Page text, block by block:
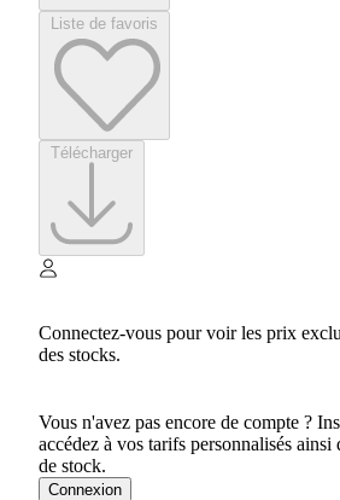
Connectez-vous pour voir les prix
des stocks.
Vous n'avez pas encore de compte ?
accédez à vos tarifs personnalisés
de stock.
Connexion